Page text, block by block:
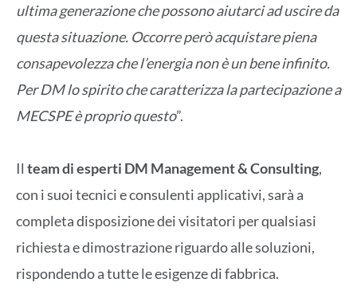
ultima generazione che possono aiutarci ad uscire da
questa situazione. Occorre però acquistare piena
consapevolezza che l’energia non è un bene infinito.
Per DM lo spirito che caratterizza la partecipazione a
MECSPE è proprio questo”.
Il team di esperti DM Management & Consulting,
con i suoi tecnici e consulenti applicativi, sarà a
completa disposizione dei visitatori per qualsiasi
richiesta e dimostrazione riguardo alle soluzioni,
rispondendo a tutte le esigenze di fabbrica.